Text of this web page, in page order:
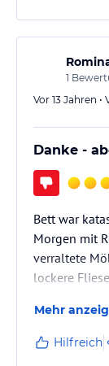
1
Vor 13 Jahren •
Danke -
Bett war
Morgen mit
verraltete
lockere
Wasserstrahl
Frühstück
vorhanden
Mehr
Hilfreich